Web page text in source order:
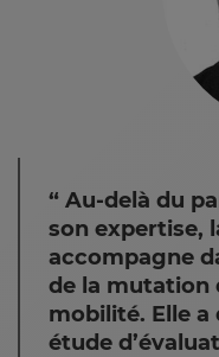
Au-delà du
son expertise,
accompagne
de la mutation
mobilité. Elle a
étude